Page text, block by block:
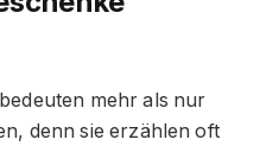
mehr als nur
denn sie erzählen oft